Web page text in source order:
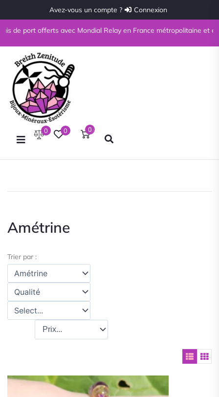
Avez-vous un compte ? Connexion
de port offerts avec Mondial Relay en France métropolitaine et en
0 0 0
Amétrine
Trier par :